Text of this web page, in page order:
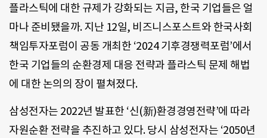
플라스틱에 대한 규제가 강화되는 지금, 한국 기업들은 얼
마나 준비됐을까. 지난 12일, 비즈니스포스트와 한국사회
책임투자포럼이 공동 개최한 ‘2024 기후경쟁력포럼’에서
한국 기업들의 순환경제 대응 전략과 플라스틱 문제 해법
에 대한 논의의 장이 펼쳐졌다.
삼성전자는 2022년 발표한 ‘신(新)환경경영전략’에 따라
자원순환 전략을 추진하고 있다. 당시 삼성전자는 ‘2050년